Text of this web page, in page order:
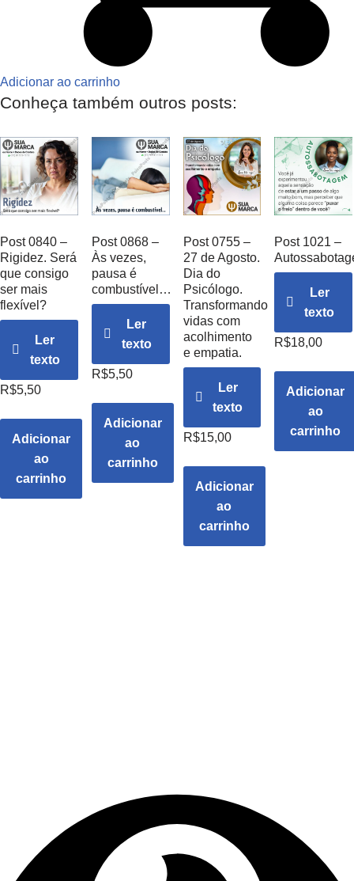
Adicionar ao carrinho
Conheça também outros posts:
Post 0840 –
Rigidez. Será
que consigo
ser mais
flexível?
Ler
texto
R$5,50
Adicionar
ao
carrinho
Post 0868 –
Às vezes,
pausa é
combustível…
Ler
texto
R$5,50
Adicionar
ao
carrinho
Post 0755 –
27 de Agosto.
Dia do
Psicólogo.
Transformando
vidas com
acolhimento
e empatia.
Ler
texto
R$15,00
Adicionar
ao
carrinho
Post 1021 –
Ler
texto
R$18,00
Adicionar
ao
carrinho